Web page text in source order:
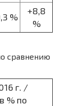
%
+8,8
%
сравнению
г. /
% по